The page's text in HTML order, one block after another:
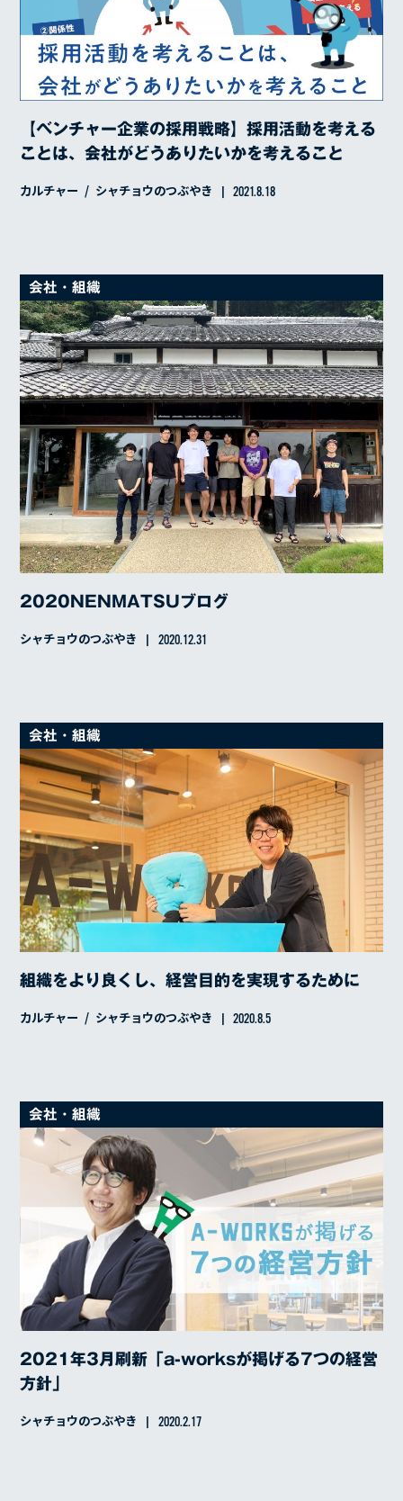
【ベンチャー企業の採用戦略】採用活動を考える
ことは、会社がどうありたいかを考えること
カルチャー シャチョウのつぶやき 2021.8.18
会社・組織
2020NENMATSUブログ
シャチョウのつぶやき 2020.12.31
会社・組織
組織をより良くし、経営目的を実現するために
カルチャー シャチョウのつぶやき 2020.8.5
会社・組織
2021年3月刷新「a-worksが掲げる7つの経営
方針」
シャチョウのつぶやき 2020.2.17
SERVICE